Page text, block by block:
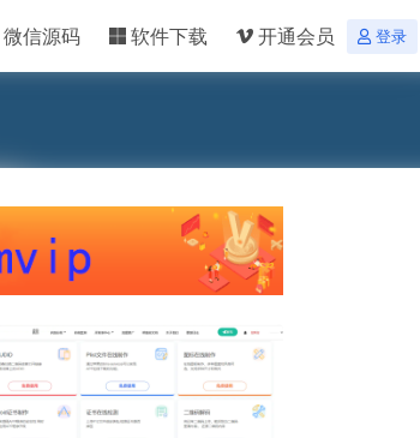
微信源码 软件下载 开通会员 登录